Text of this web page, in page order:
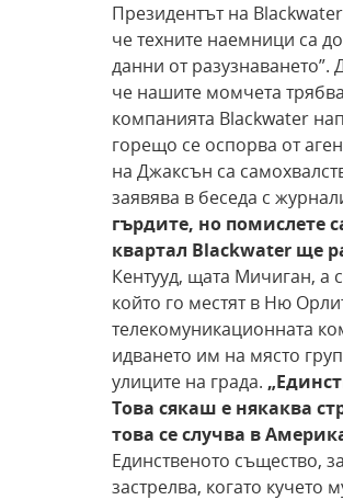
Президентът на
че техните наемници са
данни от
че нашите момчета
компанията Blackwater
горещо се оспорва от
на Джаксън са
заявява в беседа с
гърдите, но помислете
квартал Blackwater ще
Кентууд, щата Мичиган, а
който го местят в Ню
телекомуникационната
идването им на място
улиците на града.
Това сякаш е някаква
това се случва в
Единственото същество,
застрелва, когато кучето